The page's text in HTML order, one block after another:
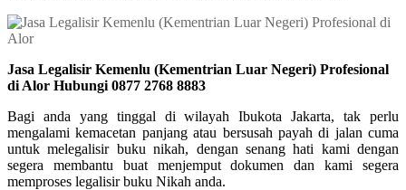
Jasa Legalisir Kemenlu (Kementrian Luar Negeri) Profesional
di Alor Hubungi 0877 2768 8883
Bagi anda yang tinggal di wilayah Ibukota Jakarta, tak perlu
mengalami kemacetan panjang atau bersusah payah di jalan cuma
untuk melegalisir buku nikah, dengan senang hati kami dengan
segera membantu buat menjemput dokumen dan kami segera
memproses legalisir buku Nikah anda.